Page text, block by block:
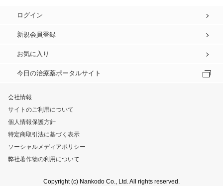
ログイン
新規会員登録
お気に入り
今日の治療薬ポータルサイト
会社情報
サイトのご利用について
個人情報保護方針
特定商取引法に基づく表示
ソーシャルメディアポリシー
弊社著作物の利用について
Copyright (c) Nankodo Co., Ltd. All rights reserved.